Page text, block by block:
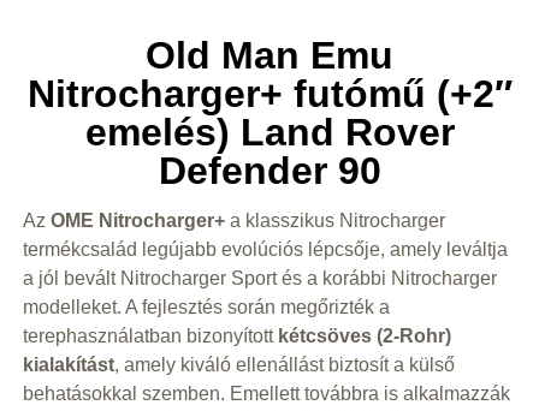
Old Man Emu
Nitrocharger+ futómű (+2″
emelés) Land Rover
Defender 90
Az OME Nitrocharger+a klasszikus Nitrocharger
termékcsalád legújabb evolúciós lépcsője, amely leváltja
a jól bevált Nitrocharger Sport és a korábbi Nitrocharger
modelleket. A fejlesztés során megőrizték a
terephasználatban bizonyított kétcsöves (2-Rohr)
kialakítást, amely kiváló ellenállást biztosít a külső
behatásokkal szemben. Emellett továbbra is alkalmazzák